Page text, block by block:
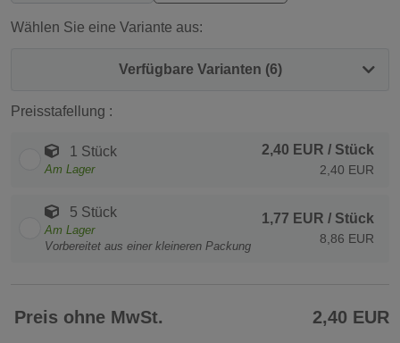
Wählen Sie eine Variante aus:
Verfügbare Varianten (6)
Preisstafellung :
1 Stück
Am Lager
2,40 EUR / Stück
2,40 EUR
5 Stück
Am Lager
Vorbereitet aus einer kleineren Packung
1,77 EUR / Stück
8,86 EUR
Preis ohne MwSt. 2,40 EUR